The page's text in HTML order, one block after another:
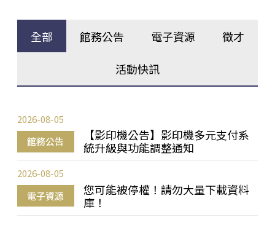
全部 館務公告 電子資源 徵才
活動快訊
館務公告
【影印機公告】影印機多元支付系
統升級與功能調整通知
2026-08-05
電子資源
您可能被停權！請勿大量下載資料
庫！
2026-08-05